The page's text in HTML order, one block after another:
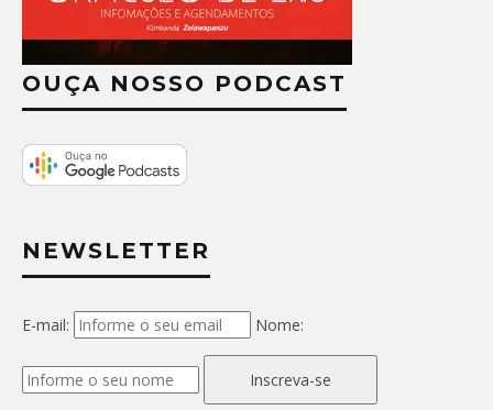
OUÇA NOSSO PODCAST
NEWSLETTER
E-mail: Nome:
Inscreva-se